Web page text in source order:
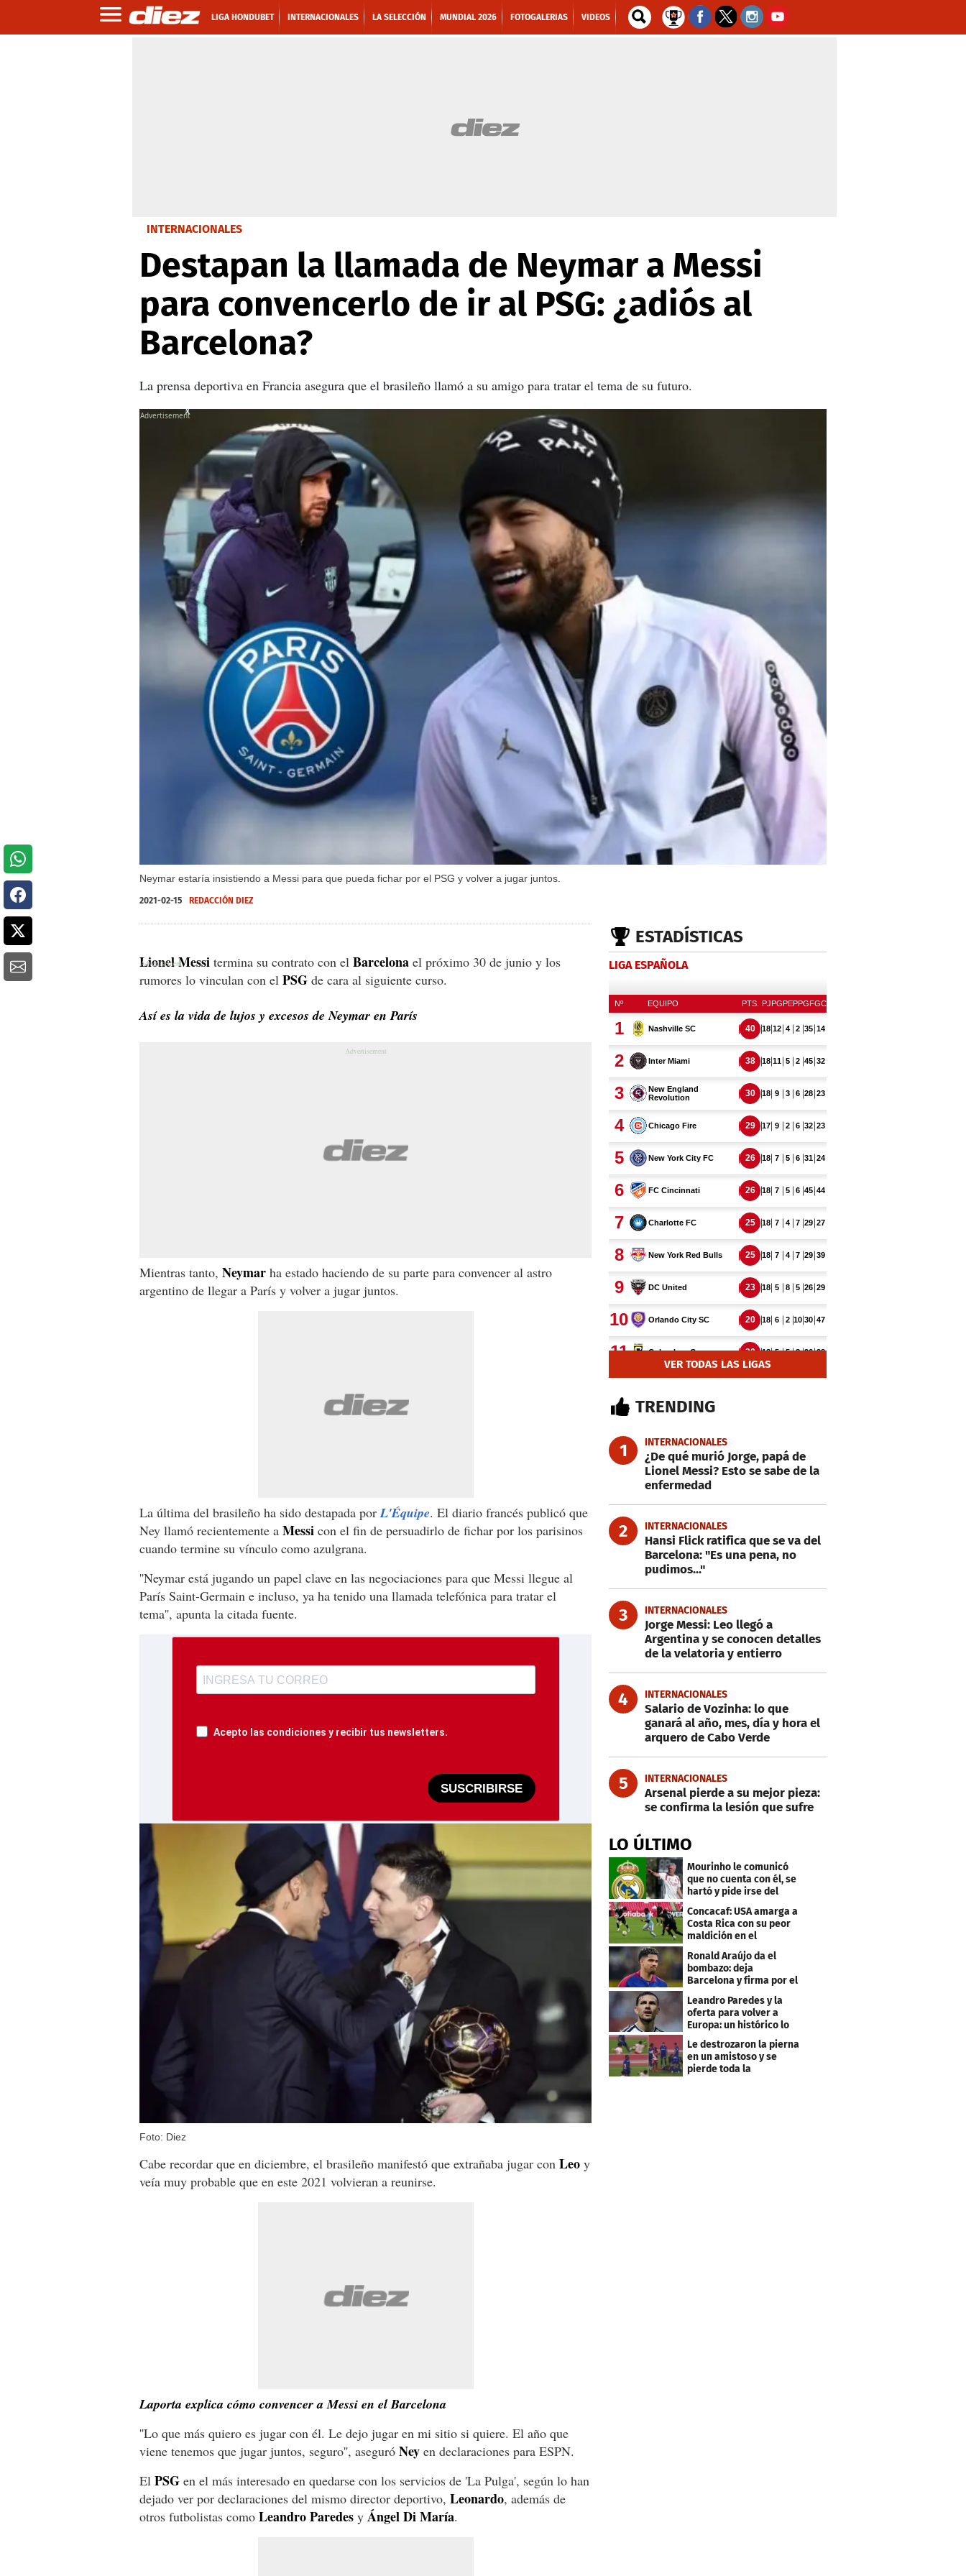
LIGA HONDUBET INTERNACIONALES LA SELECCIÓN MUNDIAL 2026 FOTOGALERIAS VIDEOS
INTERNACIONALES
Destapan la llamada de Neymar a Messi
para convencerlo de ir al PSG: ¿adiós al
Barcelona?
La prensa deportiva en Francia asegura que el brasileño llamó a su amigo para tratar el tema de su futuro.
Neymar estaría insistiendo a Messi para que pueda fichar por el PSG y volver a jugar juntos.
X
X
2021-02-15 REDACCIÓN DIEZ
Lionel Messi termina su contrato con el Barcelona el próximo 30 de junio y los
rumores lo vinculan con el PSG de cara al siguiente curso.
Así es la vida de lujos y excesos de Neymar en París
Mientras tanto, Neymar ha estado haciendo de su parte para convencer al astro
argentino de llegar a París y volver a jugar juntos.
La última del brasileño ha sido destapada porL'Équipe. El diario francés publicó que
Ney llamó recientemente a Messi con el fin de persuadirlo de fichar por los parisinos
cuando termine su vínculo como azulgrana.
''Neymar está jugando un papel clave en las negociaciones para que Messi llegue al
París Saint-Germain e incluso, ya ha tenido una llamada telefónica para tratar el
tema'', apunta la citada fuente.
Acepto las condiciones y recibir tus newsletters.
SUSCRIBIRSE
Foto: Diez
Cabe recordar que en diciembre, el brasileño manifestó que extrañaba jugar con Leo y
veía muy probable que en este 2021 volvieran a reunirse.
Laporta explica cómo convencer a Messi en el Barcelona
''Lo que más quiero es jugar con él. Le dejo jugar en mi sitio si quiere. El año que
viene tenemos que jugar juntos, seguro'', aseguró Ney en declaraciones para ESPN.
El PSG en el más interesado en quedarse con los servicios de 'La Pulga', según lo han
dejado ver por declaraciones del mismo director deportivo, Leonardo, además de
otros futbolistas como Leandro Paredes y Ángel Di María.
ESTADÍSTICAS
LIGA ESPAÑOLA
VER TODAS LAS LIGAS
TRENDING
1 INTERNACIONALES
¿De qué murió Jorge, papá de
Lionel Messi? Esto se sabe de la
enfermedad
2 INTERNACIONALES
Hansi Flick ratifica que se va del
Barcelona: "Es una pena, no
pudimos..."
3 INTERNACIONALES
Jorge Messi: Leo llegó a
Argentina y se conocen detalles
de la velatoria y entierro
4 INTERNACIONALES
Salario de Vozinha: lo que
ganará al año, mes, día y hora el
arquero de Cabo Verde
5 INTERNACIONALES
Arsenal pierde a su mejor pieza:
se confirma la lesión que sufre
LO ÚLTIMO
Mourinho le comunicó
que no cuenta con él, se
hartó y pide irse del
Concacaf: USA amarga a
Costa Rica con su peor
maldición en el
premundial Sub-20
Ronald Araújo da el
bombazo: deja
Barcelona y firma por el
club menos pensado
Leandro Paredes y la
oferta para volver a
Europa: un histórico lo
quiere comprar
Le destrozaron la pierna
en un amistoso y se
pierde toda la